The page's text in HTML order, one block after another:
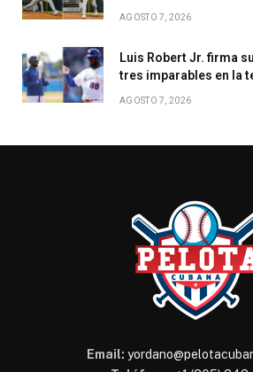
AGOSTO 7, 2026
Luis Robert Jr. firma
tres imparables en la
AGOSTO 7, 2026
Email: